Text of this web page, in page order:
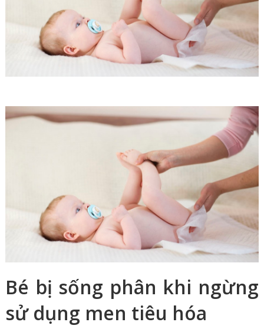
Bé bị sống phân khi ngừng
sử dụng men tiêu hóa